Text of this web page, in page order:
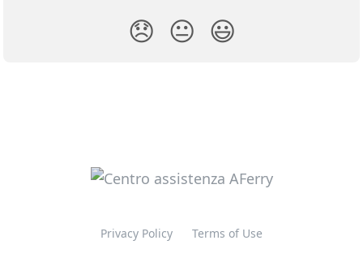
😞 😐 😃
Privacy Policy Terms of Use